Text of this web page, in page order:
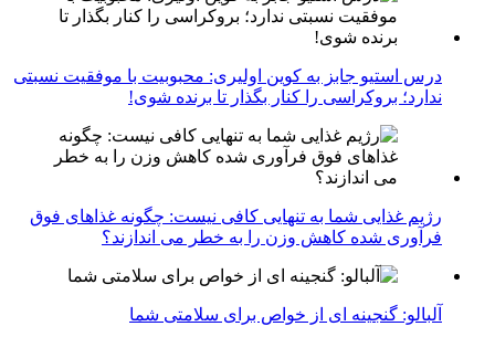
درس استیو جابز به کوین اولیری: محبوبیت با موفقیت نسبتی
ندارد؛ بروکراسی را کنار بگذار تا برنده شوی!
رژیم غذایی شما به تنهایی کافی نیست: چگونه غذاهای فوق
فرآوری شده کاهش وزن را به خطر می اندازند؟
آلبالو: گنجینه ای از خواص برای سلامتی شما